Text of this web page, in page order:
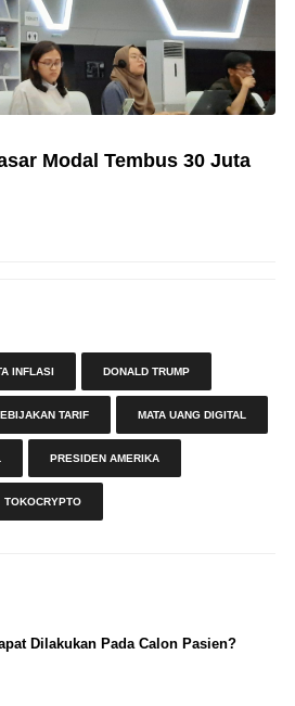
Modal Tembus 30 Juta
INFLASI DONALD TRUMP
TARIF MATA UANG DIGITAL
PRESIDEN AMERIKA
TOKOCRYPTO
Dilakukan Pada Calon Pasien?